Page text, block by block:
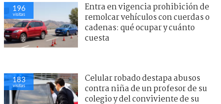
196
visitas
Entra en vigencia prohibición de
remolcar vehículos con cuerdas o
cadenas: qué ocupar y cuánto
cuesta
183
visitas
Celular robado destapa abusos
contra niña de un profesor de su
colegio y del conviviente de su